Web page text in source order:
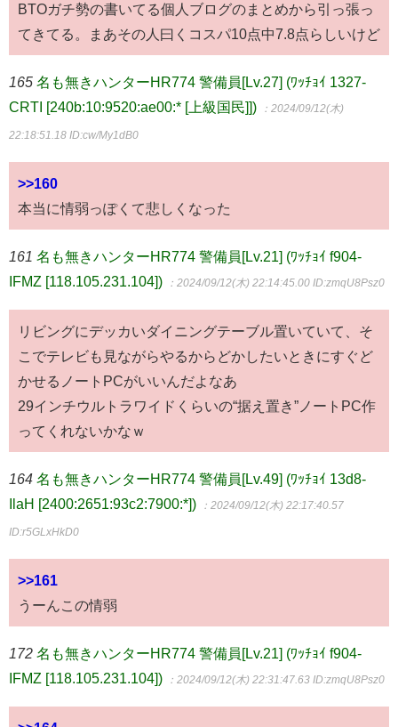
BTOガチ勢の書いてる個人ブログのまとめから引っ張っ
てきてる。まあその人曰くコスパ10点中7.8点らしいけど
165 名も無きハンターHR774 警備員[Lv.27] (ﾜｯﾁｮｲ 1327-
CRTI [240b:10:9520:ae00:* [上級国民]])
：2024/09/12(木)
22:18:51.18 ID:cw/My1dB0
>>160
本当に情弱っぽくて悲しくなった
161 名も無きハンターHR774 警備員[Lv.21] (ﾜｯﾁｮｲ f904-
IFMZ [118.105.231.104])
：2024/09/12(木) 22:14:45.00 ID:zmqU8Psz0
リビングにデッカいダイニングテーブル置いていて、そ
こでテレビも見ながらやるからどかしたいときにすぐど
かせるノートPCがいいんだよなあ
29インチウルトラワイドくらいの“据え置き”ノートPC作
ってくれないかなｗ
164 名も無きハンターHR774 警備員[Lv.49] (ﾜｯﾁｮｲ 13d8-
IlaH [2400:2651:93c2:7900:*])
：2024/09/12(木) 22:17:40.57
ID:r5GLxHkD0
>>161
うーんこの情弱
172 名も無きハンターHR774 警備員[Lv.21] (ﾜｯﾁｮｲ f904-
IFMZ [118.105.231.104])
：2024/09/12(木) 22:31:47.63 ID:zmqU8Psz0